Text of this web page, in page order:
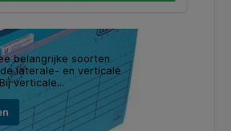
belangrijke soorten
laterale- en verticale
verticale...